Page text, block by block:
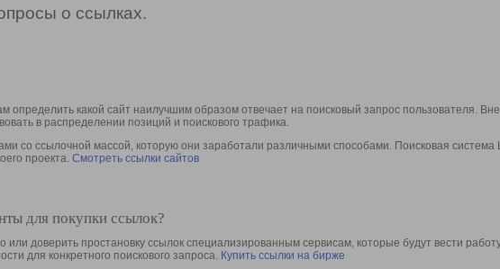
о ссылках.
определить какой сайт наилучшим образом отвечает на поисковый запрос пользователя.
в раcпределении позиций и поискового трафика.
со ссылочной массой, которую они заработали различными способами. Поисковая система
проекта. Смотреть ссылки сайтов
для покупки ссылок?
или доверить простановку ссылок специализированным сервисам, которые будут вести
для конкретного поискового запроса. Купить ссылки на бирже